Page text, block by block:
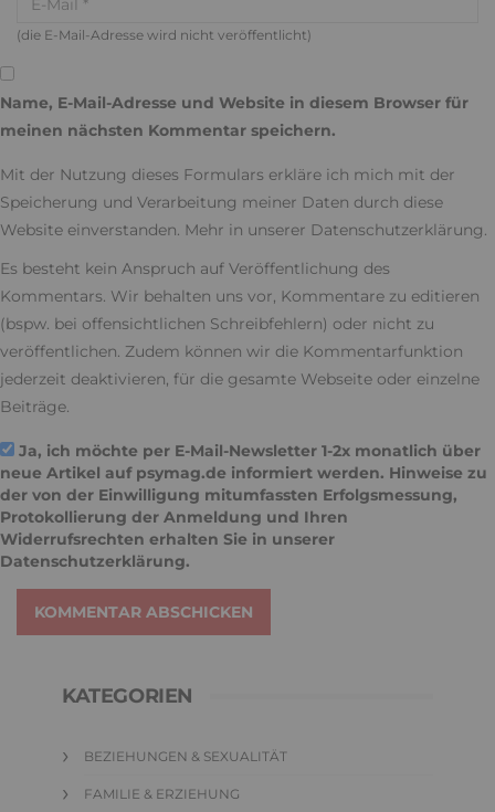
(die E-Mail-Adresse wird nicht veröffentlicht)
Name, E-Mail-Adresse und Website in diesem Browser für
meinen nächsten Kommentar speichern.
Mit der Nutzung dieses Formulars erkläre ich mich mit der
Speicherung und Verarbeitung meiner Daten durch diese
Website einverstanden. Mehr in unserer Datenschutzerklärung.
Es besteht kein Anspruch auf Veröffentlichung des
Kommentars. Wir behalten uns vor, Kommentare zu editieren
(bspw. bei offensichtlichen Schreibfehlern) oder nicht zu
veröffentlichen. Zudem können wir die Kommentarfunktion
jederzeit deaktivieren, für die gesamte Webseite oder einzelne
Beiträge.
Ja, ich möchte per E-Mail-Newsletter 1-2x monatlich über
neue Artikel auf psymag.de informiert werden. Hinweise zu
der von der Einwilligung mitumfassten Erfolgsmessung,
Protokollierung der Anmeldung und Ihren
Widerrufsrechten erhalten Sie in unserer
Datenschutzerklärung.
KOMMENTAR ABSCHICKEN
KATEGORIEN
BEZIEHUNGEN & SEXUALITÄT
FAMILIE & ERZIEHUNG